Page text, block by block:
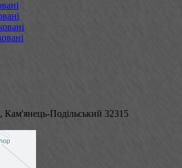
Кам'янець-Подільський 32315